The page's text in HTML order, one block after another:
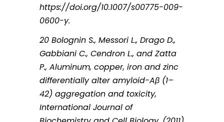
https://doi.org/10.1007/s00775-009-
0600-y.
20 Bolognin S., Messori L., Drago D.,
Gabbiani C., Cendron L., and Zatta
P., Aluminum, copper, iron and zinc
differentially alter amyloid-Aβ (1–
42) aggregation and toxicity,
International Journal of